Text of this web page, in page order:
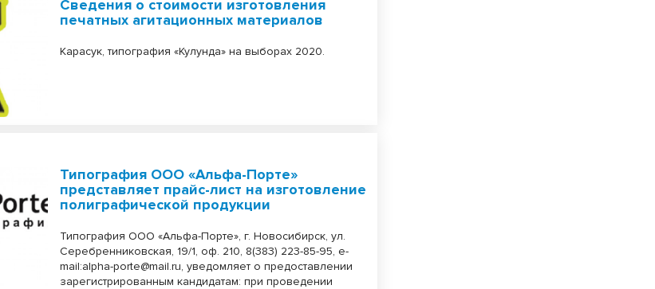
Сведения о стоимости изготовления
печатных агитационных материалов
Карасук, типография «Кулунда» на выборах 2020.
Типография ООО «Альфа-Порте»
представляет прайс-лист на изготовление
полиграфической продукции
Типография ООО «Альфа-Порте», г. Новосибирск, ул.
Серебренниковская, 19/1, оф. 210, 8(383) 223-85-95, e-
mail:alpha-porte@mail.ru, уведомляет о предоставлении
зарегистрированным кандидатам: при проведении